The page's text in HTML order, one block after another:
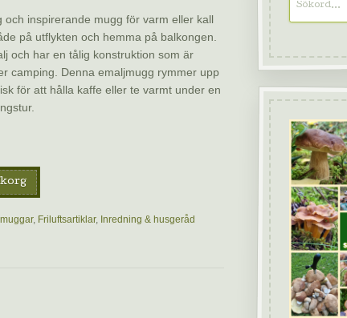
och inspirerande mugg för varm eller kall
på utflykten och hemma på balkongen.
och har en tålig konstruktion som är
camping. Denna emaljmugg rymmer upp
för att hålla kaffe eller te varmt under en
, Friluftsartiklar, Inredning & husgeråd